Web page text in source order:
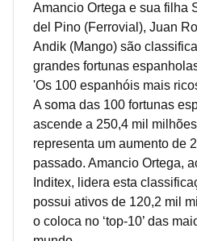
Amancio Ortega e sua filha
del Pino (Ferrovial), Juan
Andik (Mango) são
grandes fortunas
'Os 100 espanhóis mais
A soma das 100 fortunas
ascende a 250,4 mil
representa um aumento de
passado. Amancio Ortega,
Inditex, lidera esta
possui ativos de 120,2 mil
o coloca no ‘top-10’ das